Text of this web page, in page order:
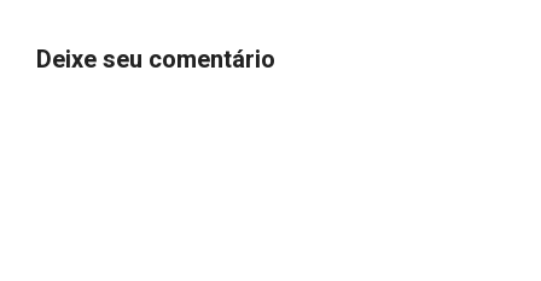
Deixe seu comentário